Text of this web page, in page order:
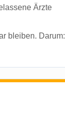
Ärzte
bleiben. Darum: